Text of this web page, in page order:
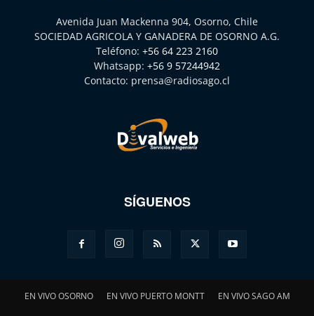
Avenida Juan Mackenna 904, Osorno, Chile
SOCIEDAD AGRICOLA Y GANADERA DE OSORNO A.G.
Teléfono: +56 64 223 2160
Whatsapp: +56 9 57244942
Contacto: prensa@radiosago.cl
SÍGUENOS
EN VIVO OSORNO EN VIVO PUERTO MONTT EN VIVO SAGO AM